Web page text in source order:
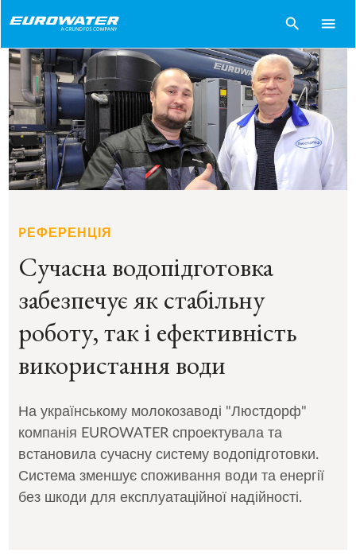
search menu
PЕФЕРЕНЦІЯ
Сучасна водопідготовка
забезпечує як стабільну
роботу, так і ефективність
використання води
На українському молокозаводі "Люстдорф"
компанія EUROWATER спроектувала та
встановила сучасну систему водопідготовки.
Система зменшує споживання води та енергії
без шкоди для експлуатаційної надійності.